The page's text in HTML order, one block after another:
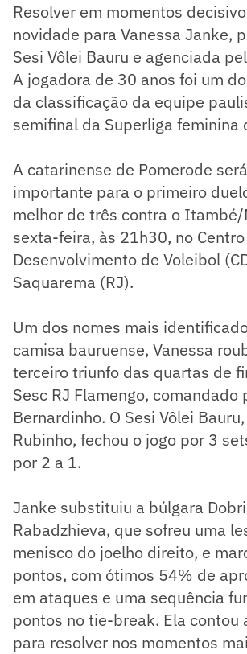
Resolver em momentos
novidade para Vanessa Janke,
Sesi Vôlei Bauru e agenciada
A jogadora de 30 anos foi um
da classificação da equipe
semifinal da Superliga feminina
A catarinense de Pomerode
importante para o primeiro
melhor de três contra o Itambé/
sexta-feira, às 21h30, no Centro
Desenvolvimento de Voleibol
Saquarema (RJ).
Um dos nomes mais
camisa bauruense, Vanessa
terceiro triunfo das quartas de
Sesc RJ Flamengo, comandado
Bernardinho. O Sesi Vôlei
Rubinho, fechou o jogo por 3
por 2 a 1.
Janke substituiu a búlgara
Rabadzhieva, que sofreu uma
menisco do joelho direito, e
pontos, com ótimos 54% de
em ataques e uma sequência
pontos no tie-break. Ela contou
para resolver nos momentos